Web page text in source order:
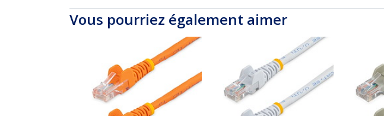
Vous pourriez également aimer